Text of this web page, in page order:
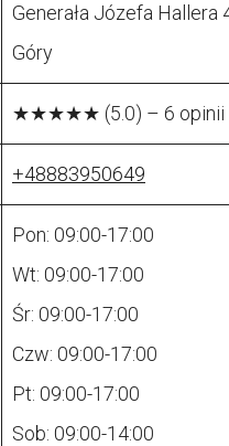
Generała Józefa Hallera
Góry
★★★★★ (5.0) – 6 opinii
+48883950649
Pon: 09:00-17:00
Wt: 09:00-17:00
Śr: 09:00-17:00
Czw: 09:00-17:00
Pt: 09:00-17:00
Sob: 09:00-14:00